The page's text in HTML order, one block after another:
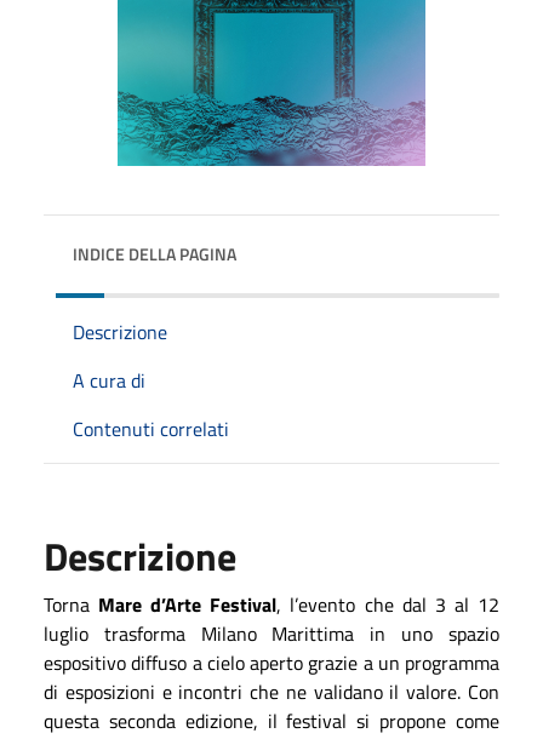
INDICE DELLA PAGINA
Descrizione
A cura di
Contenuti correlati
Descrizione
Torna Mare d’Arte Festival, l’evento che dal 3 al 12
luglio trasforma Milano Marittima in uno spazio
espositivo diffuso a cielo aperto grazie a un programma
di esposizioni e incontri che ne validano il valore. Con
questa seconda edizione, il festival si propone come